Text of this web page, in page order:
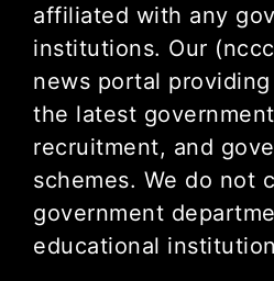
affiliated with any
institutions. Our
news portal
the latest
recruitment, and
schemes. We do not
government
educational